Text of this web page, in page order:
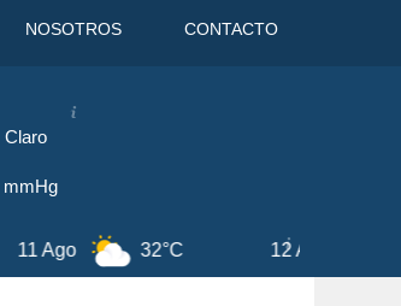
NOSOTROS CONTACTO
Claro
mmHg
32°C